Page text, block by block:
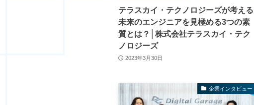
テラスカイ・テクノロジーズが考える
未来のエンジニアを見極める3つの素
質とは？│株式会社テラスカイ・テク
ノロジーズ
2023年3月30日
企業インタビュー